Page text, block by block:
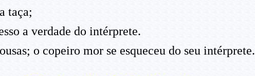
taça;
a verdade do intérprete.
o copeiro mor se esqueceu do seu intérprete.